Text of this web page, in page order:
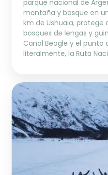
parque nacional de
montaña y bosque en
km de Ushuaia, protege
bosques de lengas y
Canal Beagle y el punto
literalmente, la Ruta